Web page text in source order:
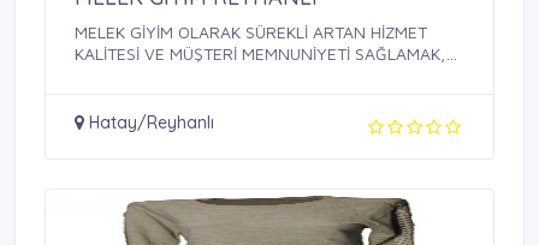
MELEK GİYİM OLARAK SÜREKLİ ARTAN HİZMET
KALİTESİ VE MÜŞTERİ MEMNUNİYETİ SAĞLAMAK,
Hatay/Reyhanlı